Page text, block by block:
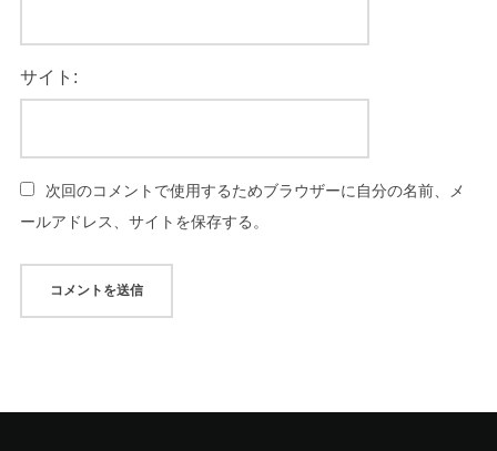
サイト:
次回のコメントで使用するためブラウザーに自分の名前、メ
ールアドレス、サイトを保存する。